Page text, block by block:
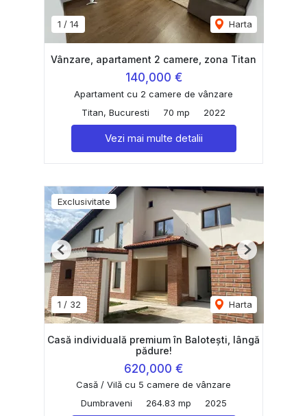
1 / 14 Harta
Vânzare, apartament 2 camere, zona Titan
140,000 €
Apartament cu 2 camere de vânzare
Titan, Bucuresti
70 mp 2022
Vezi mai multe detalii
Exclusivitate
1 / 32 Harta
Previous Next
Casă individuală premium în Balotești, lângă
pădure!
620,000 €
Casă / Vilă cu 5 camere de vânzare
Dumbraveni
264.83 mp 2025